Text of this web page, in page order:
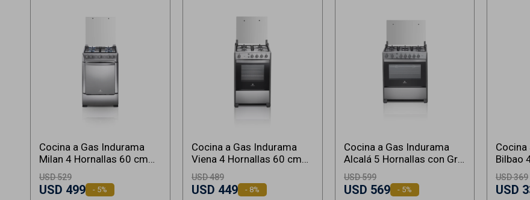
Cocina a Gas Indurama
Milan 4 Hornallas 60 cm
con Grill a Gas
USD 499
USD529
5
Cocina a Gas Indurama
Viena 4 Hornallas 60 cm
con Grill Eléctrico - Inox
USD 449
USD489
8
Cocina a Gas Indurama
Alcalá 5 Hornallas con Grill
a Gas y Triple Llama
USD 569
USD599
5
Cocina
Bilbao
con
USD
USD369